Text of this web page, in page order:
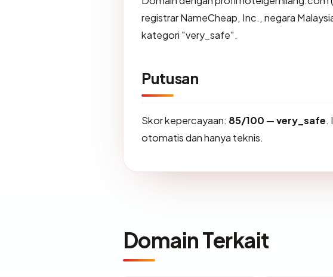
registrar NameCheap, Inc., negara
kategori "very_safe".
Putusan
Skor kepercayaan: 85/100 —very_safe.
otomatis dan hanya teknis.
Domain Terkait